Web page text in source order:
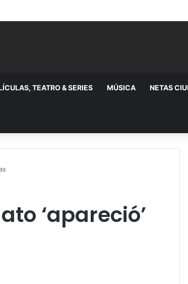
TEATRO & SERIES MÚSICA NETAS
‘apareció’